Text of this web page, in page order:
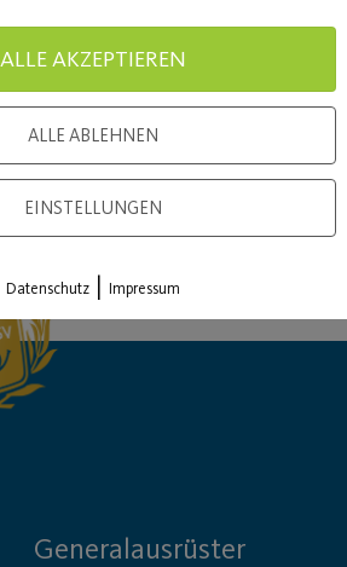
Generalausrüster
ALLE AKZEPTIEREN
ALLE ABLEHNEN
EINSTELLUNGEN
Datenschutz | Impressum